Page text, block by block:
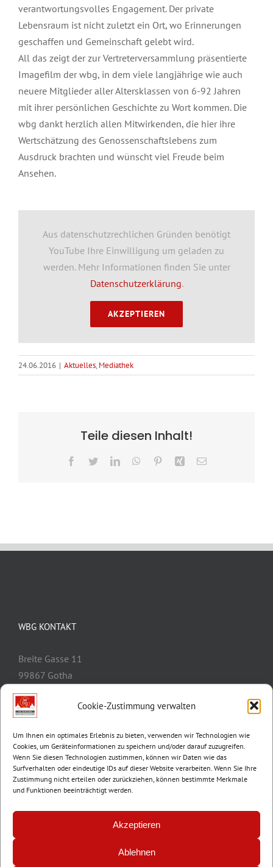
Cookie-Zustimmung verwalten
Um Ihnen ein optimales Erlebnis zu bieten, verwenden wir Technologien wie
Cookies, um Geräteinformationen zu speichern und/oder darauf zuzugreifen.
Wenn Sie diesen Technologien zustimmen, können wir Daten wie das
Surfverhalten oder eindeutige IDs auf dieser Website verarbeiten. Wenn Sie Ihre
Zustimmung nicht erteilen oder zurückziehen, können bestimmte Merkmale
und Funktionen beeinträchtigt werden.
Akzeptieren
Ablehnen
verantwortungsvolles Engagement. Der private
Lebensraum ist nicht zuletzt ein Ort, wo Erinnerungen
geschaffen und Gemeinschaft gelebt wird.
All das zeigt der zur Vertreterversammlung präsentierte
Imagefilm der wbg, in dem viele langjährige wie auch
neuere Mitglieder aller Altersklassen von 6-92 Jahren
mit ihrer persönlichen Geschichte zu Wort kommen. Die
wbg dankt herzlich allen Mitwirkenden, die hier ihre
Wertschätzung des Genossenschaftslebens zum
Ausdruck brachten und wünscht viel Freude beim
Ansehen.
Aus datenschutzrechlichen Gründen benötigt
YouTube Ihre Einwilligung um geladen zu
werden. Mehr Informationen finden Sie unter
Datenschutzerklärung.
AKZEPTIEREN
24.06.2016 | Aktuelles, Mediathek
Teile diesen Inhalt!
Facebook
TwitterLinkedInWhatsApp
PinterestXing E-
WBG KONTAKT
Breite Gasse 11
99867 Gotha
Telefon:
E-Mail:
info@wbg-gotha.de